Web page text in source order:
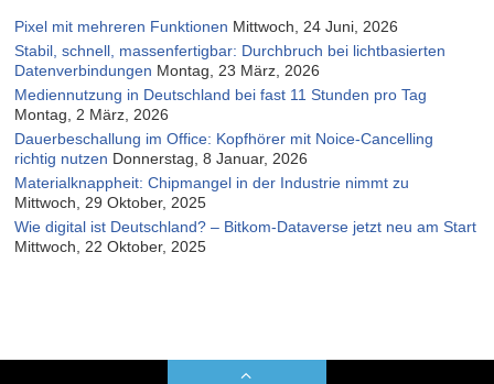
Pixel mit mehreren Funktionen Mittwoch, 24 Juni, 2026
Stabil, schnell, massenfertigbar: Durchbruch bei lichtbasierten
Datenverbindungen Montag, 23 März, 2026
Mediennutzung in Deutschland bei fast 11 Stunden pro Tag
Montag, 2 März, 2026
Dauerbeschallung im Office: Kopfhörer mit Noice-Cancelling
richtig nutzen Donnerstag, 8 Januar, 2026
Materialknappheit: Chipmangel in der Industrie nimmt zu
Mittwoch, 29 Oktober, 2025
Wie digital ist Deutschland? – Bitkom-Dataverse jetzt neu am Start
Mittwoch, 22 Oktober, 2025